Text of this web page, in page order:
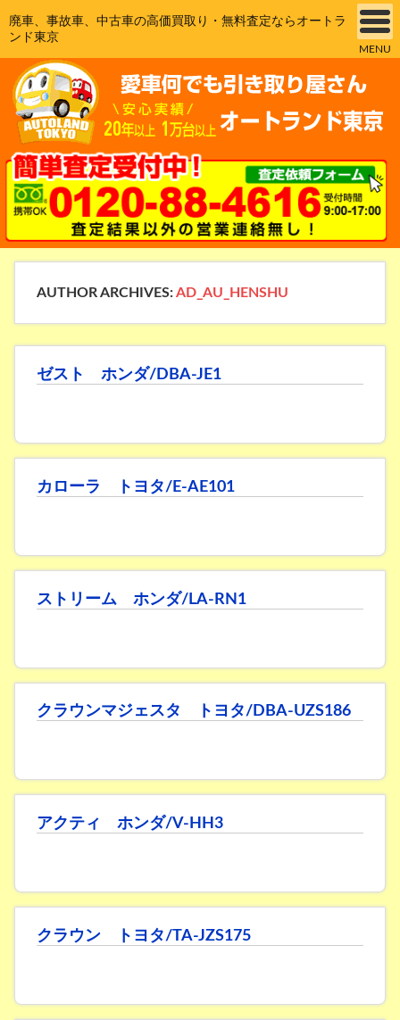
廃車、事故車、中古車の高価買取り・無料査定ならオートラ
ンド東京
MENU
AUTHOR ARCHIVES:AD_AU_HENSHU
ゼスト ホンダ/DBA-JE1
カローラ トヨタ/E-AE101
ストリーム ホンダ/LA-RN1
クラウンマジェスタ トヨタ/DBA-UZS186
アクティ ホンダ/V-HH3
クラウン トヨタ/TA-JZS175